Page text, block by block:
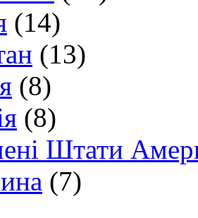
(14)
(13)
(8)
(8)
Штати
(7)